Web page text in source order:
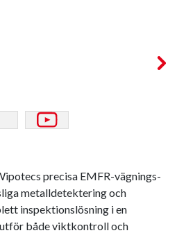
precisa EMFR-vägnings­
metalldetektering och
inspektionslösning i en
både viktkontroll och